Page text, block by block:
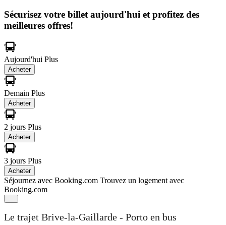
Sécurisez votre billet aujourd'hui et profitez des
meilleures offres!
Aujourd'hui Plus
Acheter
Demain Plus
Acheter
2 jours Plus
Acheter
3 jours Plus
Acheter
Séjournez avec Booking.com Trouvez un logement avec
Booking.com
Le trajet Brive-la-Gaillarde - Porto en bus